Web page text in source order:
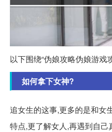
以下围绕“伪娘攻略伪娘游戏
如何拿下女神?
追女生的这事,更多的是和女
特点,更了解女人,再遇到自己